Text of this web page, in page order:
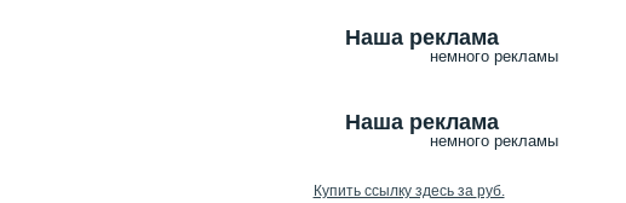
Наша реклама
немного рекламы
Наша реклама
немного рекламы
Купить ссылку здесь за руб.